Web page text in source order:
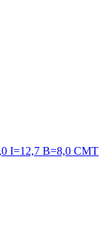
I=12,7 B=8,0 CMT